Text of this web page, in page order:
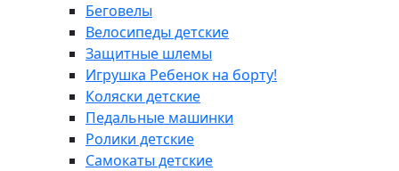
Беговелы
Велосипеды детские
Защитные шлемы
Игрушка Ребенок на борту!
Коляски детские
Педальные машинки
Ролики детские
Самокаты детские